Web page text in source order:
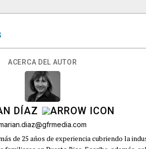
ACERCA DEL AUTOR
DÍAZ
de 25 años de experiencia cubriendo la